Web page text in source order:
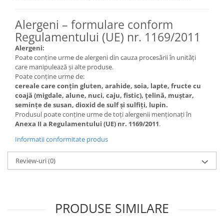
Alergeni – formulare conform
Regulamentului (UE) nr. 1169/2011
Alergeni:
Poate conține urme de alergeni din cauza procesării în unități
care manipulează și alte produse.
Poate conține urme de:
cereale care conțin gluten, arahide, soia, lapte, fructe cu
coajă (migdale, alune, nuci, caju, fistic), țelină, muștar,
semințe de susan, dioxid de sulf și sulfiți, lupin.
Produsul poate conține urme de toți alergenii menționați în
Anexa II a Regulamentului (UE) nr. 1169/2011.
Informatii conformitate produs
Review-uri(0)
PRODUSE SIMILARE